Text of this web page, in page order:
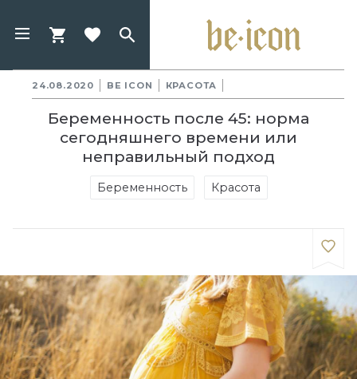
24.08.2020 BE ICON КРАСОТА
Беременность после 45: норма
сегодняшнего времени или
неправильный подход
Беременность Красота